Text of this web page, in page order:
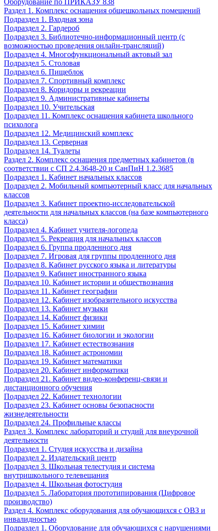
Оборудование по ПРИКАЗУ 838
Раздел 1. Комплекс оснащения общешкольных помещений
Подраздел 1. Входная зона
Подраздел 2. Гардероб
Подраздел 3. Библиотечно-информационный центр (с
возможностью проведения онлайн-трансляций)
Подраздел 4. Многофункциональный актовый зал
Подраздел 5. Столовая
Подраздел 6. Пищеблок
Подраздел 7. Спортивный комплекс
Подраздел 8. Коридоры и рекреации
Подраздел 9. Административные кабинеты
Подраздел 10. Учительская
Подраздел 11. Комплекс оснащения кабинета школьного
психолога
Подраздел 12. Медицинский комплекс
Подраздел 13. Серверная
Подраздел 14. Туалеты
Раздел 2. Комплекс оснащения предметных кабинетов (в
соответствии с СП 2.4.3648-20 и СанПиН 1.2.3685
Подраздел 1. Кабинет начальных классов
Подраздел 2. Мобильный компьютерный класс для начальных
классов
Подраздел 3. Кабинет проектно-исследовательской
деятельности для начальных классов (на базе компьютерного
класса)
Подраздел 4. Кабинет учителя-логопеда
Подраздел 5. Рекреация для начальных классов
Подраздел 6. Группа продленного дня
Подраздел 7. Игровая для группы продленного дня
Подраздел 8. Кабинет русского языка и литературы
Подраздел 9. Кабинет иностранного языка
Подраздел 10. Кабинет истории и обществознания
Подраздел 11. Кабинет географии
Подраздел 12. Кабинет изобразительного искусства
Подраздел 13. Кабинет музыки
Подраздел 14. Кабинет физики
Подраздел 15. Кабинет химии
Подраздел 16. Кабинет биологии и экологии
Подраздел 17. Кабинет естествознания
Подраздел 18. Кабинет астрономии
Подраздел 19. Кабинет математики
Подраздел 20. Кабинет информатики
Подраздел 21. Кабинет видео-конференц-связи и
дистанционного обучения
Подраздел 22. Кабинет технологии
Подраздел 23. Кабинет основы безопасности
жизнедеятельности
Подраздел 24. Профильные классы
Раздел 3. Комплекс лабораторий и студий для внеурочной
деятельности
Подраздел 1. Студия искусства и дизайна
Подраздел 2. Издательский центр
Подраздел 3. Школьная телестудия и система
внутришкольного телевещания
Подраздел 4. Школьная фотостудия
Подраздел 5. Лаборатория прототипирования (Цифровое
производство)
Раздел 4. Комплекс оборудования для обучающихся с ОВЗ и
инвалидностью
Подраздел 1. Оборудование для обучающихся с нарушениями